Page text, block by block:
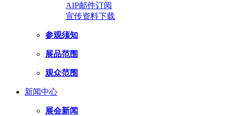
AIP邮件订阅
宣传资料下载
参观须知
展品范围
观众范围
新闻中心
展会新闻